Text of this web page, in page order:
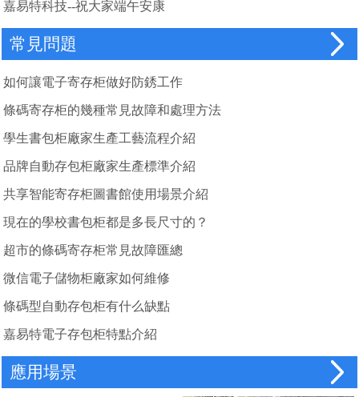
嘉易特科技--祝大家端午安康
常見問題
如何讓電子寄存柜做好防銹工作
條碼寄存柜的幾種常見故障和處理方法
學生書包柜廠家生產工藝流程介紹
品牌自動存包柜廠家生產標準介紹
共享智能寄存柜圖書館使用場景介紹
現在的學校書包柜都是多長尺寸的？
超市的條碼寄存柜常見故障匯總
微信電子儲物柜廠家如何維修
條碼型自動存包柜有什么缺點
嘉易特電子存包柜特點介紹
應用場景